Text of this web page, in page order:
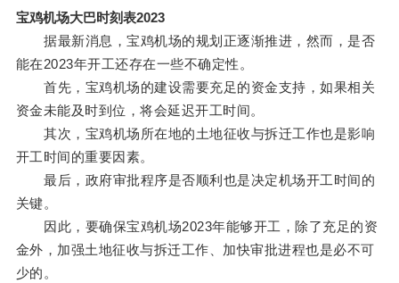
宝鸡机场大巴时刻表2023
据最新消息，宝鸡机场的规划正逐渐推进，然而，是否
能在2023年开工还存在一些不确定性。
首先，宝鸡机场的建设需要充足的资金支持，如果相关
资金未能及时到位，将会延迟开工时间。
其次，宝鸡机场所在地的土地征收与拆迁工作也是影响
开工时间的重要因素。
最后，政府审批程序是否顺利也是决定机场开工时间的
关键。
因此，要确保宝鸡机场2023年能够开工，除了充足的资
金外，加强土地征收与拆迁工作、加快审批进程也是必不可
少的。